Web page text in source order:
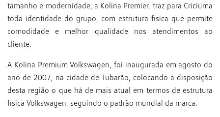
tamanho e modernidade, a Kolina Premier, traz para Criciúma
toda identidade do grupo, com estrutura física que permite
comodidade e melhor qualidade nos atendimentos ao
cliente.
A Kolina Premium Volkswagen, foi inaugurada em agosto do
ano de 2007, na cidade de Tubarão, colocando a disposição
desta região o que há de mais atual em termos de estrutura
física Volkswagen, seguindo o padrão mundial da marca.